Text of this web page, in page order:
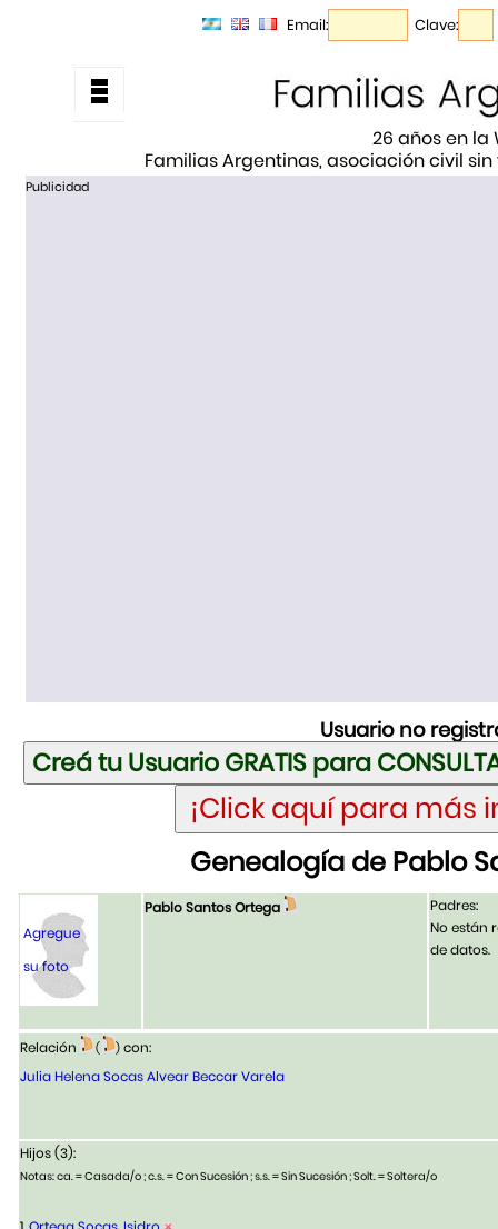
Email: Clave:
26 años en la
Familias Argentinas, asociación civil
Publicidad
Usuario no
Genealogía de Pablo
Agregue
su foto
Pablo Santos Ortega
Padres:
No están
de datos.
Relación ( ) con:
Julia Helena Socas Alvear Beccar Varela
Hijos (3):
Notas: ca. = Casada/o ; c.s. = Con Sucesión ; s.s. = Sin Sucesión ; Solt. = Soltera/o